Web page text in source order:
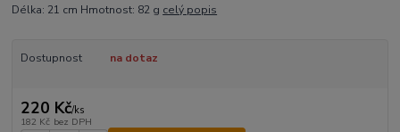
Délka: 21 cm Hmotnost: 82 g celý popis
Dostupnost na dotaz
220 Kč/ks
182 Kč bez DPH